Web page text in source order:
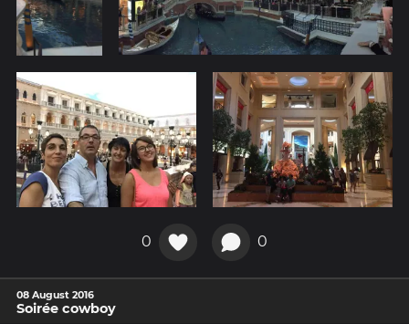
0 0
08 August 2016
Soirée cowboy